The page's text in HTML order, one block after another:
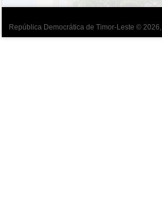
República Democrática de Timor-Leste © 2026,